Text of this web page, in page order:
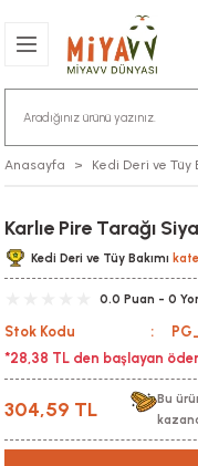
Anasayfa Kedi Deri ve Tüy
Karlıe Pire Tarağı
Kedi Deri ve Tüy Bakımı
0.0 Puan - 0
Stok Kodu
*28,38 TL den başlayan
304,59 TL Bu